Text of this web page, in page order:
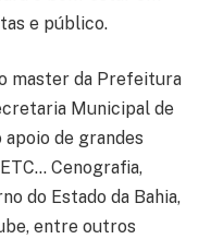
e público.
master da Prefeitura
Municipal de
apoio de grandes
Cenografia,
do Estado da Bahia,
entre outros